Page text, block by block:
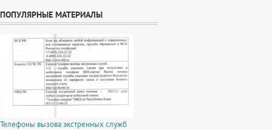
ПОПУЛЯРНЫЕ МАТЕРИАЛЫ
Телефоны вызова экстренных служб